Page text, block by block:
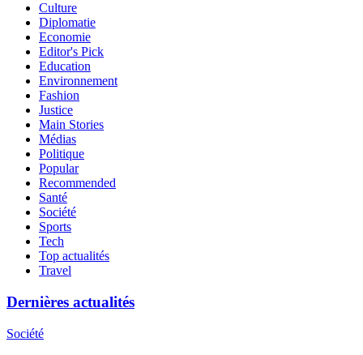
Culture
Diplomatie
Economie
Editor's Pick
Education
Environnement
Fashion
Justice
Main Stories
Médias
Politique
Popular
Recommended
Santé
Société
Sports
Tech
Top actualités
Travel
Dernières actualités
Société